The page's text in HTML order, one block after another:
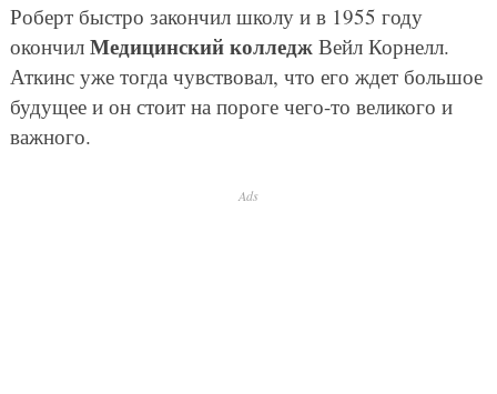
Роберт быстро закончил школу и в 1955 году
окончил Медицинский колледжВейл Корнелл.
Аткинс уже тогда чувствовал, что его ждет большое
будущее и он стоит на пороге чего-то великого и
важного.
Ads